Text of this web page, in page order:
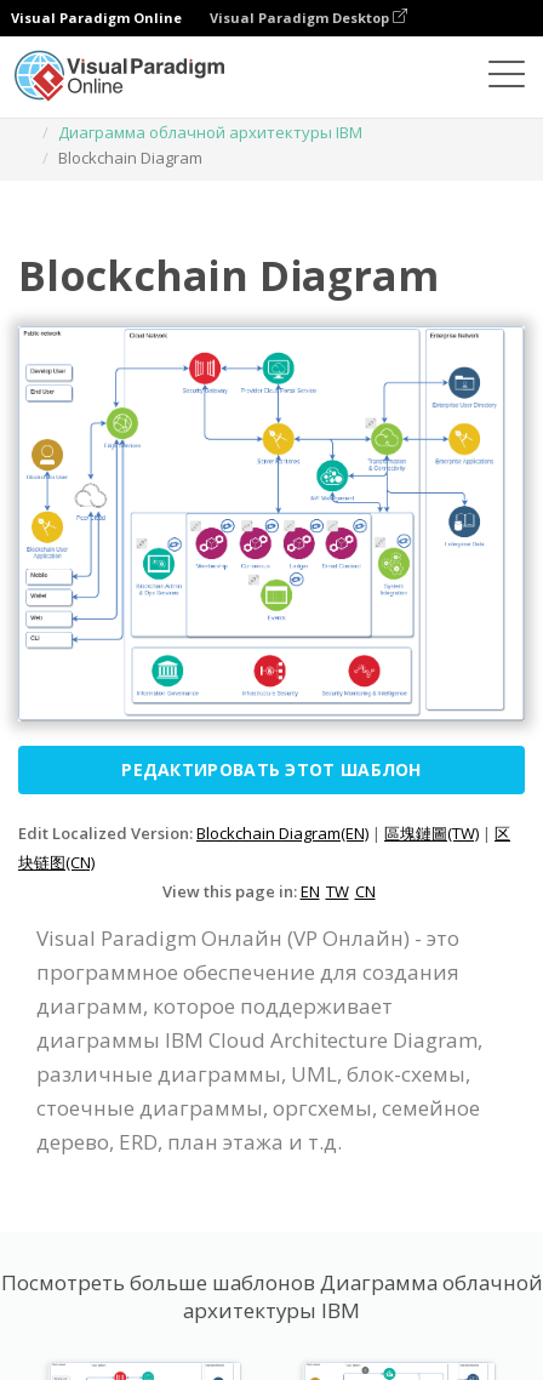
Visual Paradigm Online Visual Paradigm Desktop
Диаграмма облачной архитектуры IBM
Blockchain Diagram
Blockchain Diagram
РЕДАКТИРОВАТЬ ЭТОТ ШАБЛОН
Edit Localized Version:Blockchain Diagram(EN) | 區塊鏈圖(TW) | 区
块链图(CN)
View this page in:EN TW CN
Visual Paradigm Онлайн (VP Онлайн) - это
программное обеспечение для создания
диаграмм, которое поддерживает
диаграммы IBM Cloud Architecture Diagram,
различные диаграммы, UML, блок-схемы,
стоечные диаграммы, оргсхемы, семейное
дерево, ERD, план этажа и т.д.
Посмотреть больше шаблонов Диаграмма облачной
архитектуры IBM